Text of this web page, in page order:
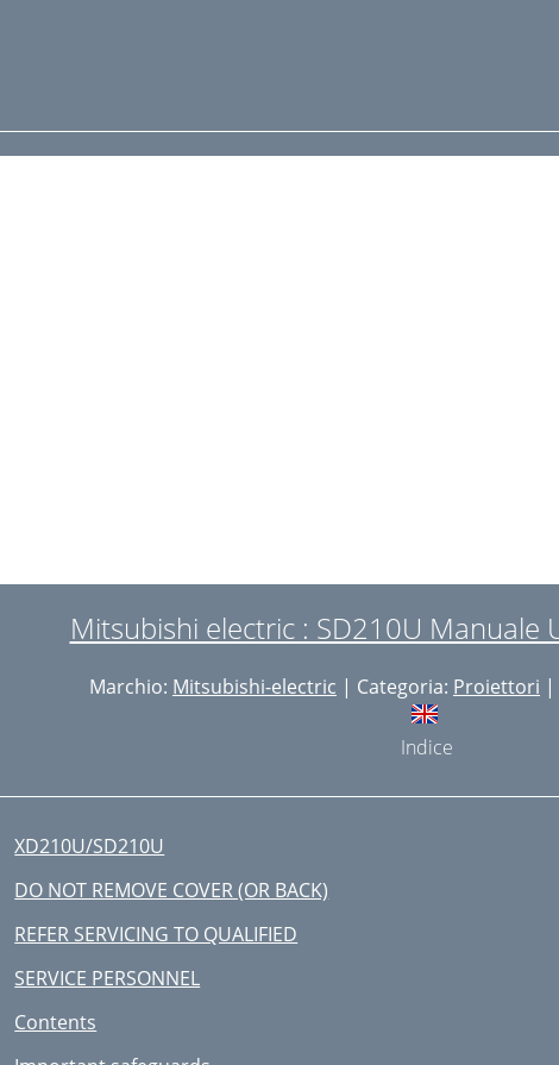
Mitsubishi electric : SD210U Manuale
Marchio: Mitsubishi-electric | Categoria: Proiettori |
Indice
XD210U/SD210U
DO NOT REMOVE COVER (OR BACK)
REFER SERVICING TO QUALIFIED
SERVICE PERSONNEL
Contents